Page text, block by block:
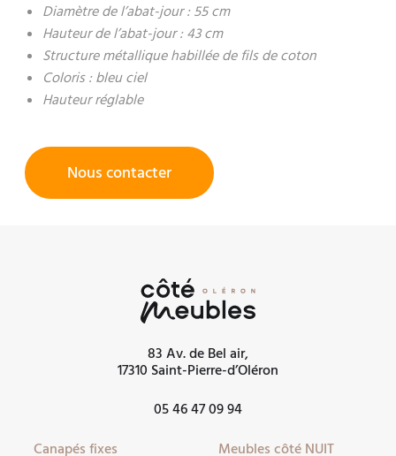
Diamètre de l’abat-jour : 55 cm
Hauteur de l’abat-jour : 43 cm
Structure métallique habillée de fils de coton
Coloris : bleu ciel
Hauteur réglable
Nous contacter
83 Av. de Bel air,
17310 Saint-Pierre-d’Oléron
05 46 47 09 94
Canapés fixes Meubles côté NUIT